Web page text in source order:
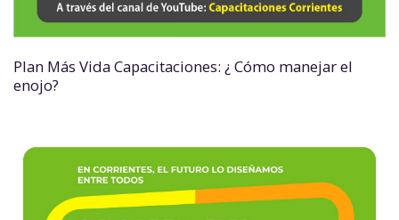
Plan Más Vida Capacitaciones: ¿ Cómo manejar el
enojo?